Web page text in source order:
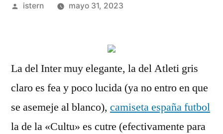
Publicado
istern mayo 31, 2023
La del Inter muy elegante, la del Atleti gris
claro es fea y poco lucida (ya no entro en que
se asemeje al blanco), camiseta españa futbol
la de la «Cultu» es cutre (efectivamente para